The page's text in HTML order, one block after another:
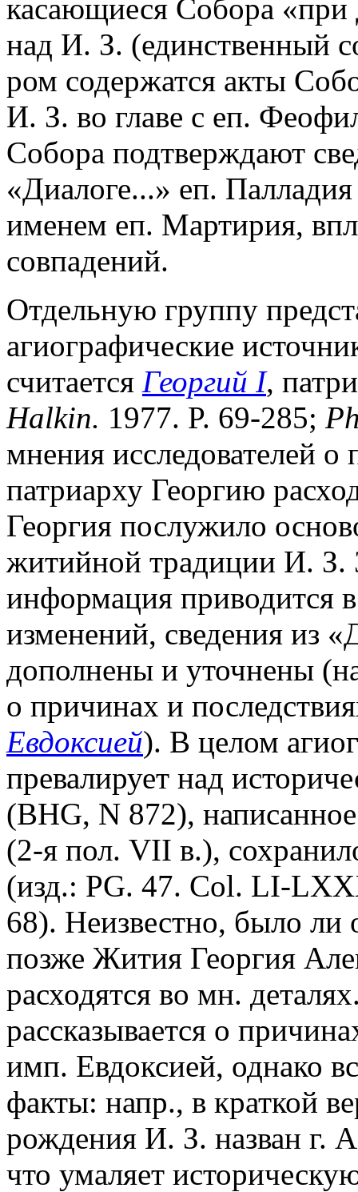
касающиеся Собора «при
над И. З. (единственный
ром содержатся акты
И. З. во главе с еп.
Собора подтверждают
«Диалоге...» еп.
именем еп. Мартирия,
совпадений.
Отдельную группу
агиографические
считается Георгий I,
Halkin. 1977. P. 69-285;
мнения исследователей
патриарху Георгию
Георгия послужило
житийной традиции И. З.
информация приводится
изменений, сведения из
дополнены и уточнены
о причинах и
Евдоксией). В целом
превалирует над
(BHG, N 872),
(2-я пол. VII в.),
(изд.: PG. 47. Col. LI-
68). Неизвестно, было ли
позже Жития Георгия
расходятся во мн.
рассказывается о
имп. Евдоксией, однако
факты: напр., в краткой
рождения И. З. назван г.
что умаляет